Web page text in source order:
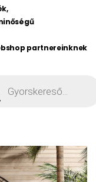
partnereinknek